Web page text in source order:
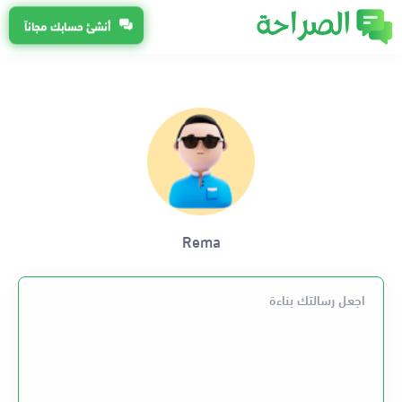
أنشئ حسابك مجاناً
Rema